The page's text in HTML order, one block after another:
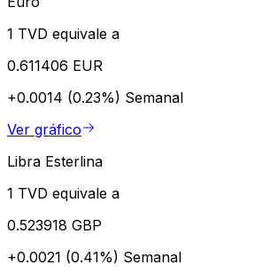
1 TVD equivale a
0.611406 EUR
+0.0014 (0.23%) Semanal
Ver gráfico
Libra Esterlina
1 TVD equivale a
0.523918 GBP
+0.0021 (0.41%) Semanal